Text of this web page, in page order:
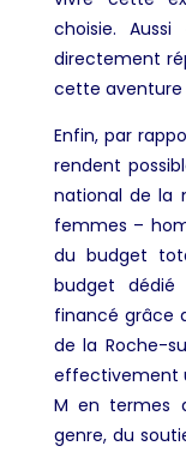
choisie.
directement
cette aventure
Enfin, par
rendent
national de la
femmes –
du budget
budget
financé grâce
de la Roche-
effectivement
M en termes
genre, du